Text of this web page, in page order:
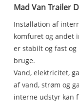
Mad Van Trailer
Installation af
komfuret og andet
er stabilt og fast
bruge.
Vand, elektricitet,
af vand, strøm og
interne udstyr kan